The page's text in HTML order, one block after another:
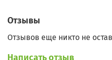
Глубина сиденья
Высота спинки (мм):
Отзывы
Отзывов еще никто не
Написать отзыв